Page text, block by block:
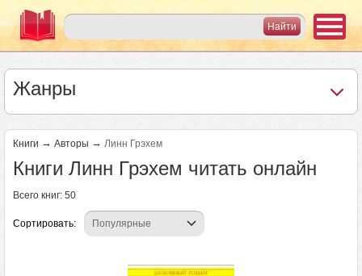
Жанры
Книги → Авторы → Линн Грэхем
Книги Линн Грэхем читать онлайн
Всего книг: 50
Сортировать:
Страницы